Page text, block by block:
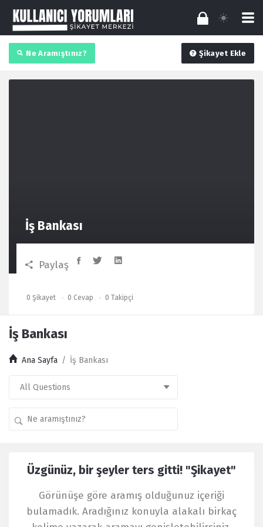
Ne Aramıştınız? Şikayet Ekle
İş Bankası
Paylaş
0 Takipçi
0 Cevap
0 Şikayet
İş Bankası
Ana Sayfa / İş Bankası
Kullanıcı
Yorumları
Latest
Şikayet
Üzgünüz, bir şeyler ters gitti! "Şikayet"
Görünüşe göre aramış olduğunuz içeriği
bulamadık. Aradığınız konuyla alakalı birkaç